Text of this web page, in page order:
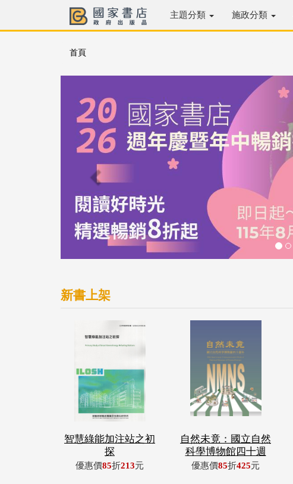
主題分類 施政分類
首頁
新書上架
智慧綠能加注站之初
探
優惠價85折213元
自然未竟：國立自然
科學博物館四十週
優惠價85折425元